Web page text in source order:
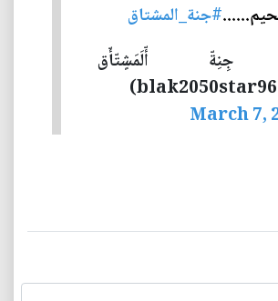
#جنة_المشتاق
أّلَمَشٍتّأّق
March 7,